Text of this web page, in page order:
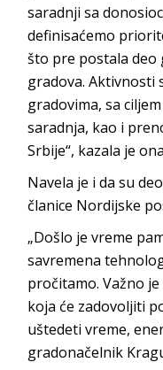
saradnji sa
definisaćemo
što pre postala deo
gradova. Aktivnosti
gradovima, sa
saradnja, kao i
Srbije“, kazala je
Navela je i da su
članice Nordijske
„Došlo je vreme
savremena
pročitamo. Važno
koja će zadovoljiti
uštedeti vreme,
gradonačelnik